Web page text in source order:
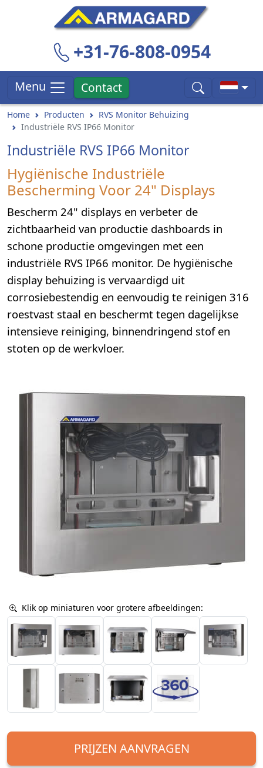
+31-76-808-0954
Menu Contact
Home Producten
RVS Monitor Behuizing
Industriële RVS IP66 Monitor
Industriële RVS IP66 Monitor
Hygiënische Industriële
Bescherming Voor 24" Displays
Bescherm 24" displays en verbeter de
zichtbaarheid van productie dashboards in
schone productie omgevingen met een
industriële RVS IP66 monitor. De hygiënische
display behuizing is vervaardigd uit
corrosiebestendig en eenvoudig te reinigen 316
roestvast staal en beschermt tegen dagelijkse
intensieve reiniging, binnendringend stof en
stoten op de werkvloer.
Klik op miniaturen voor grotere afbeeldingen:
PRIJZEN AANVRAGEN